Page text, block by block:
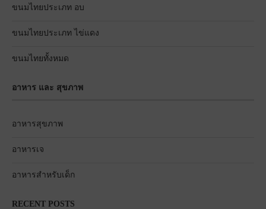
ขนมไทยประเภท อบ
ขนมไทยประเภท ไข่แดง
ขนมไทยทั้งหมด
อาหาร และ สุขภาพ
อาหารสุขภาพ
อาหารเจ
อาหารสำหรับเด็ก
RECENT POSTS